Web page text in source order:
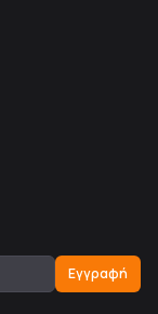
Εγγραφή